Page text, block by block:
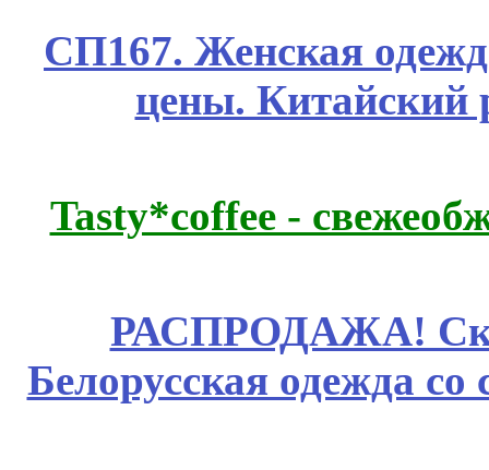
СП167. Женская
цены. Китайский
Tasty*coffee -
РАСПРОДАЖА!
Белорусская одежда